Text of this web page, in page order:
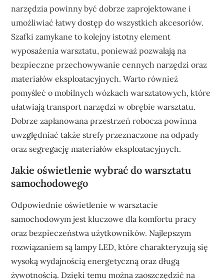
narzędzia powinny być dobrze zaprojektowane i
umożliwiać łatwy dostęp do wszystkich akcesoriów.
Szafki zamykane to kolejny istotny element
wyposażenia warsztatu, ponieważ pozwalają na
bezpieczne przechowywanie cennych narzędzi oraz
materiałów eksploatacyjnych. Warto również
pomyśleć o mobilnych wózkach warsztatowych, które
ułatwiają transport narzędzi w obrębie warsztatu.
Dobrze zaplanowana przestrzeń robocza powinna
uwzględniać także strefy przeznaczone na odpady
oraz segregację materiałów eksploatacyjnych.
Jakie oświetlenie wybrać do warsztatu
samochodowego
Odpowiednie oświetlenie w warsztacie
samochodowym jest kluczowe dla komfortu pracy
oraz bezpieczeństwa użytkowników. Najlepszym
rozwiązaniem są lampy LED, które charakteryzują się
wysoką wydajnością energetyczną oraz długą
żywotnością. Dzięki temu można zaoszczędzić na